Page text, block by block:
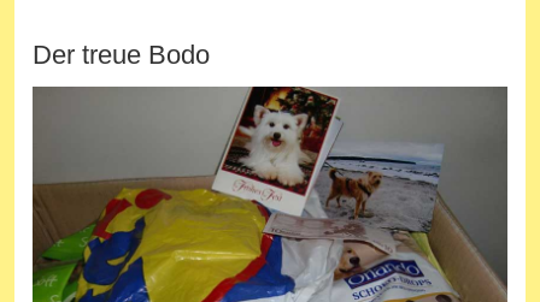
Der treue Bodo